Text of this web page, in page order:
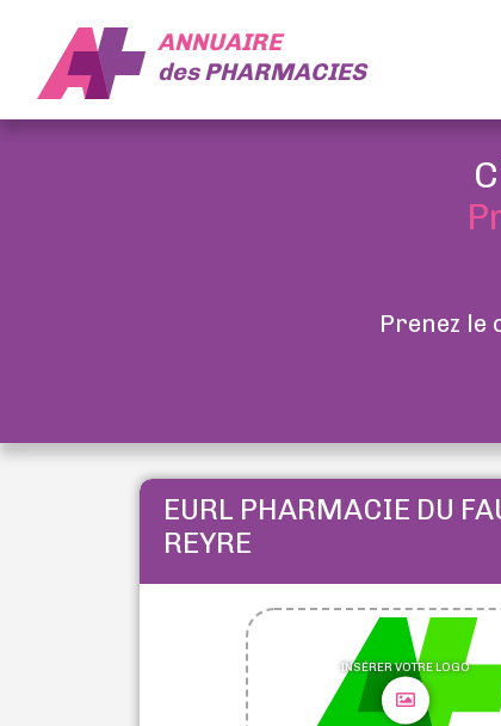
ANNUAIRE
desPHARMACIES
Prenez le
EURL PHARMACIE DU
REYRE
INSÉRER VOTRE LOGO